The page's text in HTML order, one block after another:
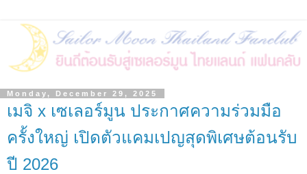
Monday, December 29, 2025
เมจิ x เซเลอร์มูน ประกาศความร่วมมือ
ครั้งใหญ่ เปิดตัวแคมเปญสุดพิเศษต้อนรับ
ปี 2026